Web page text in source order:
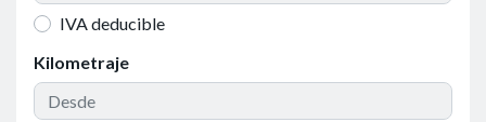
IVA deducible
Kilometraje